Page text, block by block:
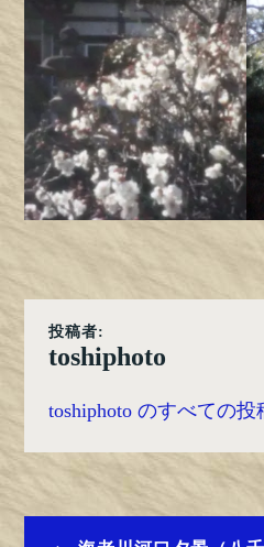
投稿者:
toshiphoto
toshiphoto のすべての投
投